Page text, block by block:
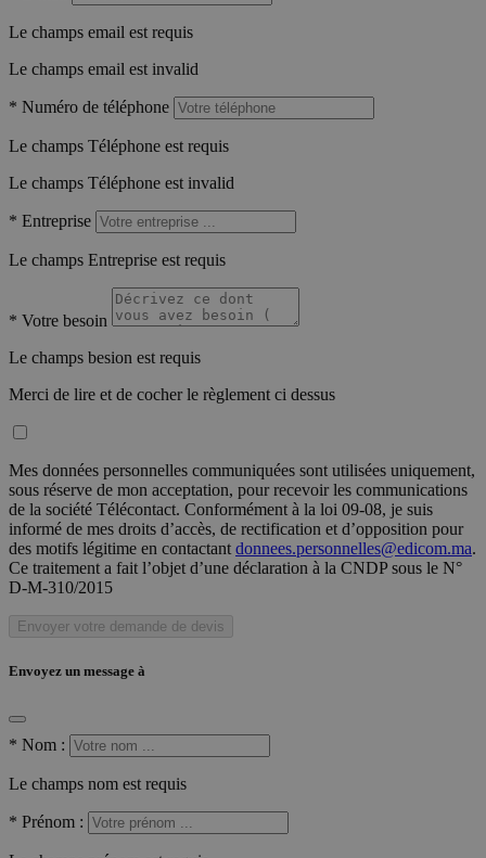
Le champs email est requis
Le champs email est invalid
* Numéro de téléphone
Le champs Téléphone est requis
Le champs Téléphone est invalid
* Entreprise
Le champs Entreprise est requis
* Votre besoin
Le champs besion est requis
Merci de lire et de cocher le règlement ci dessus
Mes données personnelles communiquées sont utilisées uniquement,
sous réserve de mon acceptation, pour recevoir les communications
de la société Télécontact. Conformément à la loi 09-08, je suis
informé de mes droits d’accès, de rectification et d’opposition pour
des motifs légitime en contactant donnees.personnelles@edicom.ma.
Ce traitement a fait l’objet d’une déclaration à la CNDP sous le N°
D-M-310/2015
Envoyer votre demande de devis
Envoyez un message à
* Nom :
Le champs nom est requis
* Prénom :